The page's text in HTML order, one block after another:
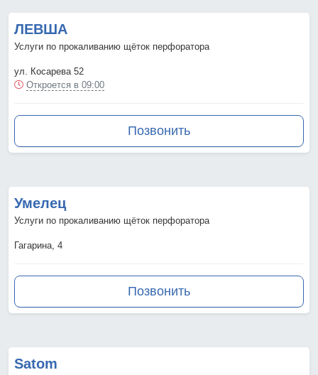
ЛЕВША
Услуги по прокаливанию щёток перфоратора
ул. Косарева 52
Откроется в 09:00
Позвонить
Умелец
Услуги по прокаливанию щёток перфоратора
Гагарина, 4
Позвонить
Satom